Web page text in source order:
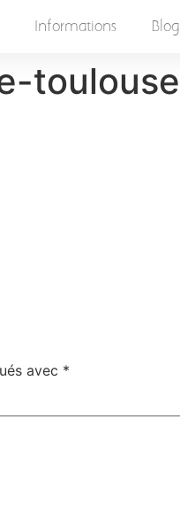
Informations Blog
toulouse
avec *